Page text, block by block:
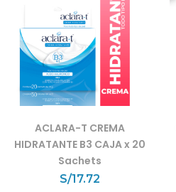
ACLARA-T CREMA
HIDRATANTE B3 CAJA x 20
Sachets
S/17.72